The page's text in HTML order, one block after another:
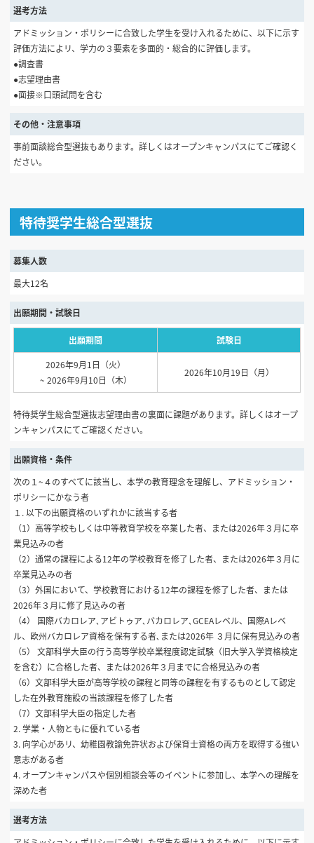
選考方法
アドミッション・ポリシーに合致した学生を受け入れるために、以下に示す
評価方法によリ、学力の３要素を多面的・総合的に評価します。
●調査書
●志望理由書
●面接※口頭試問を含む
その他・注意事項
事前面談総合型選抜もあります。詳しくはオープンキャンパスにてご確認く
ださい。
特待奨学生総合型選抜
募集人数
最大12名
出願期間・試験日
出願期間 試験日
2026年9月1日（火）
~ 2026年9月10日（木）
2026年10月19日（月）
特待奨学生総合型選抜志望理由書の裏面に課題があります。詳しくはオープ
ンキャンパスにてご確認ください。
出願資格・条件
次の１~４のすべてに該当し、本学の教育理念を理解し、アドミッション・
ポリシーにかなう者
１. 以下の出願資格のいずれかに該当する者
（1）高等学校もしくは中等教育学校を卒業した者、または2026年３月に卒
業見込みの者
（2）通常の課程による12年の学校教育を修了した者、または2026年３月に
卒業見込みの者
（3）外国において、学校教育における12年の課程を修了した者、または
2026年３月に修了見込みの者
（4） 国際バカロレア､アビトゥア､バカロレア､GCEAレベル、国際Aレベ
ル、欧州バカロレア資格を保有する者､または2026年 ３月に保有見込みの者
（5） 文部科学大臣の行う高等学校卒業程度認定試験（旧大学入学資格検定
を含む）に合格した者、または2026年３月までに合格見込みの者
（6）文部科学大臣が高等学校の課程と同等の課程を有するものとして認定
した在外教育施設の当該課程を修了した者
（7）文部科学大臣の指定した者
2. 学業・人物ともに優れている者
3. 向学心があリ、幼稚園教諭免許状および保育士資格の両方を取得する強い
意志がある者
4. オープンキャンパスや個別相談会等のイベントに参加し、本学への理解を
深めた者
選考方法